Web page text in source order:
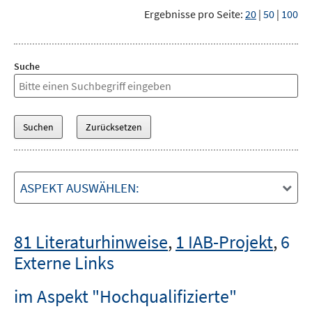
Ergebnisse pro Seite: 20 | 50 | 100
Suche
ASPEKT AUSWÄHLEN:
81 Literaturhinweise, 1 IAB-Projekt,6
Externe Links
im Aspekt "Hochqualifizierte"